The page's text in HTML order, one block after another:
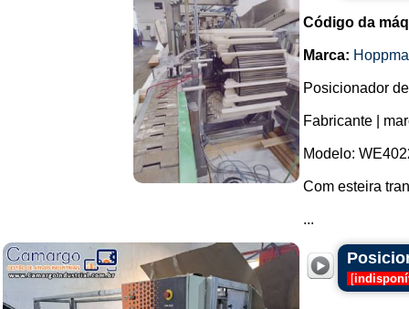
Código da
Marca:
Posicionador
Fabricante |
Modelo:
Com esteira
...
[